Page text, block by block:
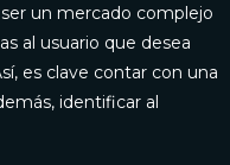
un mercado complejo
al usuario que desea
es clave contar con una
identificar al